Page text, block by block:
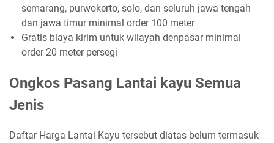
semarang, purwokerto, solo, dan seluruh jawa tengah
dan jawa timur minimal order 100 meter
Gratis biaya kirim untuk wilayah denpasar minimal
order 20 meter persegi
Ongkos Pasang Lantai kayu Semua
Jenis
Daftar Harga Lantai Kayu tersebut diatas belum termasuk